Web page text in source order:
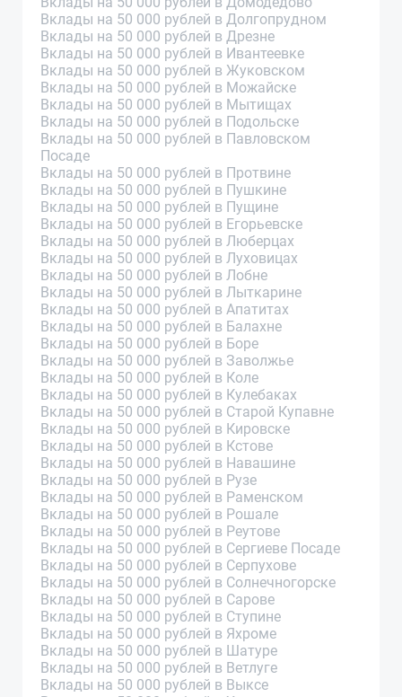
Вклады на 50 000 рублей в Долгопрудном
Вклады на 50 000 рублей в Дрезне
Вклады на 50 000 рублей в Ивантеевке
Вклады на 50 000 рублей в Жуковском
Вклады на 50 000 рублей в Можайске
Вклады на 50 000 рублей в Мытищах
Вклады на 50 000 рублей в Подольске
Вклады на 50 000 рублей в Павловском
Посаде
Вклады на 50 000 рублей в Протвине
Вклады на 50 000 рублей в Пушкине
Вклады на 50 000 рублей в Пущине
Вклады на 50 000 рублей в Егорьевске
Вклады на 50 000 рублей в Люберцах
Вклады на 50 000 рублей в Луховицах
Вклады на 50 000 рублей в Лобне
Вклады на 50 000 рублей в Лыткарине
Вклады на 50 000 рублей в Апатитах
Вклады на 50 000 рублей в Балахне
Вклады на 50 000 рублей в Боре
Вклады на 50 000 рублей в Заволжье
Вклады на 50 000 рублей в Коле
Вклады на 50 000 рублей в Кулебаках
Вклады на 50 000 рублей в Старой Купавне
Вклады на 50 000 рублей в Кировске
Вклады на 50 000 рублей в Кстове
Вклады на 50 000 рублей в Навашине
Вклады на 50 000 рублей в Рузе
Вклады на 50 000 рублей в Раменском
Вклады на 50 000 рублей в Рошале
Вклады на 50 000 рублей в Реутове
Вклады на 50 000 рублей в Сергиеве Посаде
Вклады на 50 000 рублей в Серпухове
Вклады на 50 000 рублей в Солнечногорске
Вклады на 50 000 рублей в Сарове
Вклады на 50 000 рублей в Ступине
Вклады на 50 000 рублей в Яхроме
Вклады на 50 000 рублей в Шатуре
Вклады на 50 000 рублей в Ветлуге
Вклады на 50 000 рублей в Выксе